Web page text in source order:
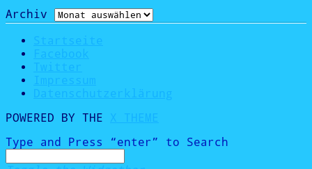
Archiv
POWERED BY THE
Type and Press “enter” to Search